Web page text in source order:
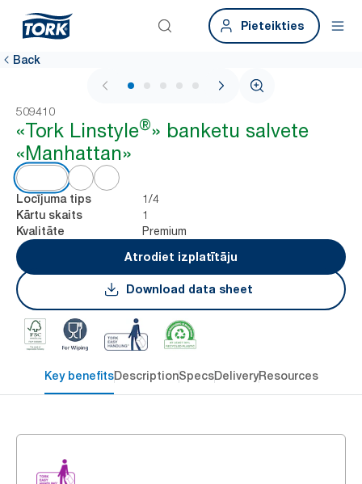
Pieteikties
Back
1 / 5
509410
«Tork Linstyle®» banketu salvete
«Manhattan»
Locījuma tips 1/4
Kārtu skaits 1
Kvalitāte
Premium
Atrodiet izplatītāju
Download data sheet
Key benefitsDescriptionSpecsDeliveryResources